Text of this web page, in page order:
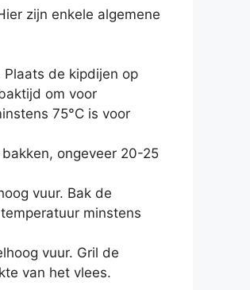
zijn enkele algemene
de kipdijen op
om voor
75°C is voor
ongeveer 20-25
vuur. Bak de
minstens
vuur. Gril de
van het vlees.